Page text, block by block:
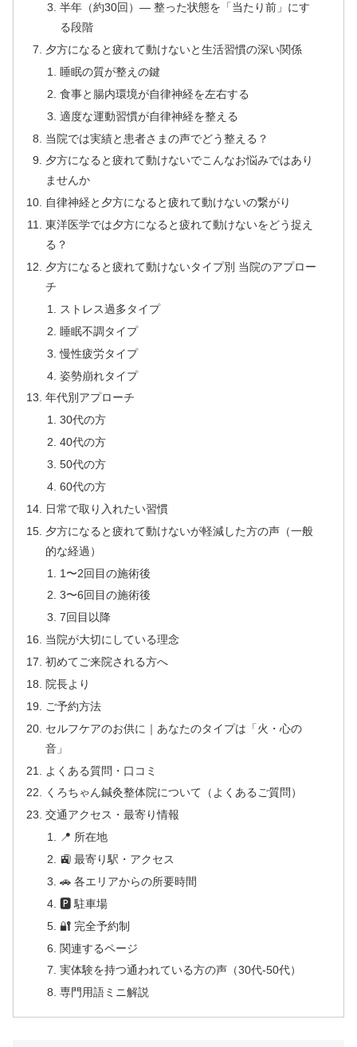
半年（約30回）— 整った状態を「当たり前」にす
る段階
夕方になると疲れて動けないと生活習慣の深い関係
睡眠の質が整えの鍵
食事と腸内環境が自律神経を左右する
適度な運動習慣が自律神経を整える
当院では実績と患者さまの声でどう整える？
夕方になると疲れて動けないでこんなお悩みではあり
ませんか
自律神経と夕方になると疲れて動けないの繋がり
東洋医学では夕方になると疲れて動けないをどう捉え
る？
夕方になると疲れて動けないタイプ別 当院のアプロー
チ
ストレス過多タイプ
睡眠不調タイプ
慢性疲労タイプ
姿勢崩れタイプ
年代別アプローチ
30代の方
40代の方
50代の方
60代の方
日常で取り入れたい習慣
夕方になると疲れて動けないが軽減した方の声（一般
的な経過）
1〜2回目の施術後
3〜6回目の施術後
7回目以降
当院が大切にしている理念
初めてご来院される方へ
院長より
ご予約方法
セルフケアのお供に｜あなたのタイプは「火・心の
音」
よくある質問・口コミ
くろちゃん鍼灸整体院について（よくあるご質問）
交通アクセス・最寄り情報
📍 所在地
🚉 最寄り駅・アクセス
🚗 各エリアからの所要時間
🅿 駐車場
🔐 完全予約制
関連するページ
実体験を持つ通われている方の声（30代-50代）
専門用語ミニ解説